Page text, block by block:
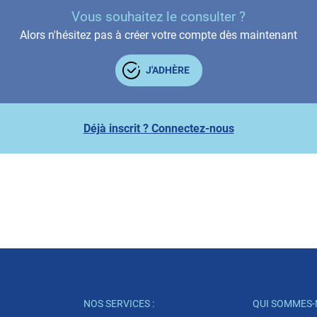
Vous souhaitez le consulter ?
Alors n'hésitez pas à créer votre compte dès maintenant
J'ADHÈRE
Déjà inscrit ? Connectez-nous
NOS SERVICES : QUI SOMMES-